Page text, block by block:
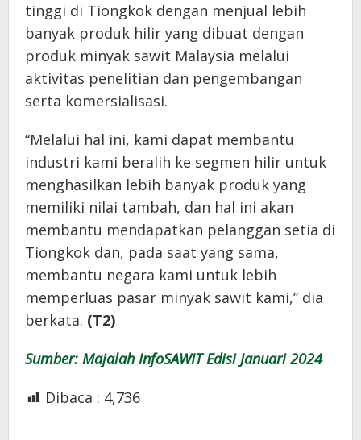
tinggi di Tiongkok dengan menjual lebih
banyak produk hilir yang dibuat dengan
produk minyak sawit Malaysia melalui
aktivitas penelitian dan pengembangan
serta komersialisasi.
“Melalui hal ini, kami dapat membantu
industri kami beralih ke segmen hilir untuk
menghasilkan lebih banyak produk yang
memiliki nilai tambah, dan hal ini akan
membantu mendapatkan pelanggan setia di
Tiongkok dan, pada saat yang sama,
membantu negara kami untuk lebih
memperluas pasar minyak sawit kami,” dia
berkata. (T2)
Sumber: Majalah InfoSAWIT Edisi Januari 2024
Dibaca : 4,736